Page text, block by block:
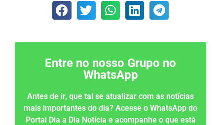
Entre no nosso Grupo no
WhatsApp
Antes de ir, que tal se atualizar com as notícias
mais importantes do dia? Acesse o WhatsApp do
Portal Dia a Dia Notícia e acompanhe o que está